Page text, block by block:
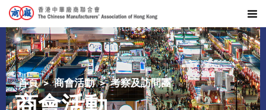
首頁 商會活動 考察及訪問團